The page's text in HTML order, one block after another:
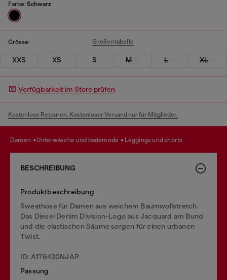
Farbe: Schwarz
Grösse: Größentabelle
XXS XS S M L XL
Verfügbarkeit im Store prüfen
Kostenlose Retouren. Kostenloser Versand nur für Mitglieder.
damen unterwäsche und bademode leggings und shorts
BESCHREIBUNG
Produktbeschreibung
Sweathose für Damen aus weichem Baumwollstretch.
Das Diesel Denim Division-Logo aus Jacquard am Bund
und die elastischen Säume sorgen für einen urbanen
Twist.
ID: A176430NJAP
Passung